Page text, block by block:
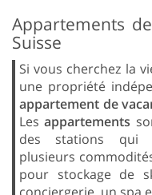
Appartements
Suisse
Si vous cherchez la
une propriété
appartement de
Lesappartements
des stations qui
plusieurs
pour stockage de